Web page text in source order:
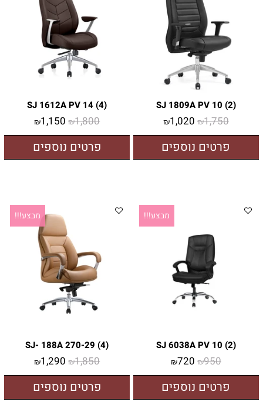
SJ 1809A PV 10 (2)
₪1,750
₪1,020
פרטים נוספים
SJ 1612A PV 14 (4)
₪1,800
₪1,150
פרטים נוספים
מבצע!!!
SJ 6038A PV 10 (2)
₪950
₪720
פרטים נוספים
מבצע!!!
SJ- 188A 270-29 (4)
₪1,850
₪1,290
פרטים נוספים